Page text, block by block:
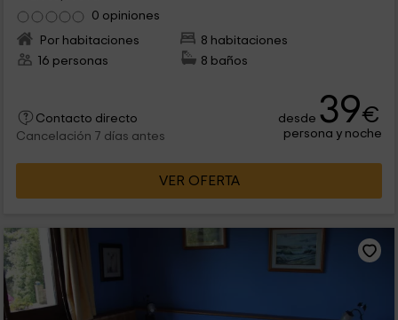
0 opiniones
Por habitaciones
8 habitaciones
16 personas
8 baños
Contacto directo
Cancelación 7 días antes
desde 39€
persona y noche
VER OFERTA